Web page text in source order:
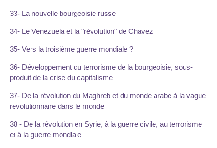
33- La nouvelle bourgeoisie russe
34- Le Venezuela et la "révolution" de Chavez
35- Vers la troisième guerre mondiale ?
36- Développement du terrorisme de la bourgeoisie, sous-
produit de la crise du capitalisme
37- De la révolution du Maghreb et du monde arabe à la vague
révolutionnaire dans le monde
38 - De la révolution en Syrie, à la guerre civile, au terrorisme
et à la guerre mondiale